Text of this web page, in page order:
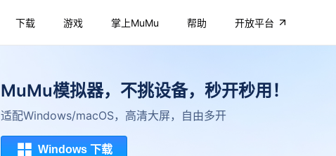
下载 游戏 掌上MuMu 帮助 开放平台
MuMu模拟器，不挑设备，秒开秒用！
适配Windows/macOS，高清大屏，自由多开
Windows 下载